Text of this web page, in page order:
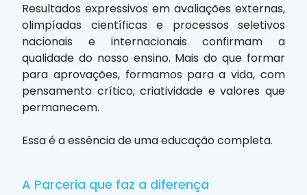
Resultados expressivos em avaliações externas,
olimpíadas científicas e processos seletivos
nacionais e internacionais confirmam a
qualidade do nosso ensino. Mais do que formar
para aprovações, formamos para a vida, com
pensamento crítico, criatividade e valores que
permanecem.
Essa é a essência de uma educação completa.
A Parceria que faz a diferença